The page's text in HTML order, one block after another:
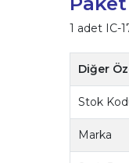
1 adet IC-
Diğer
Stok
Marka